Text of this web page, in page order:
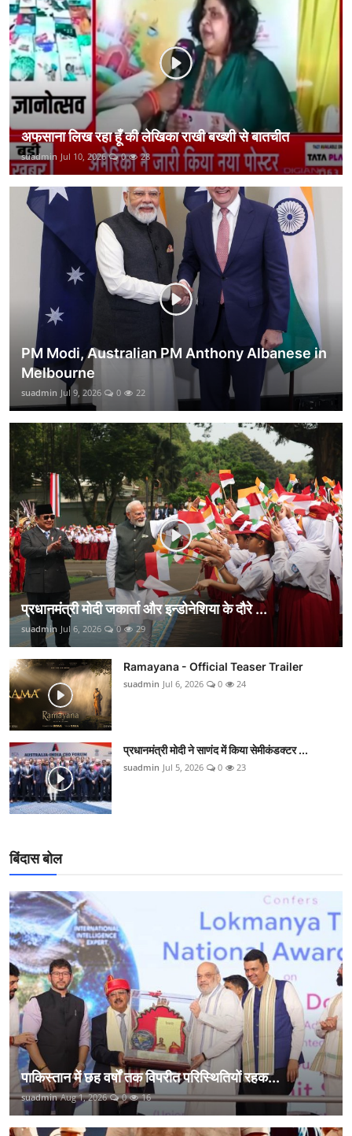
कानून
राजनीति
वीडियो
अफसाना लिख रहा हूँ की लेखिका राखी बख्शी से बातचीत
suadmin Jul 10, 2026 0 28
PM Modi, Australian PM Anthony Albanese in
Melbourne
suadmin Jul 9, 2026 0 22
प्रधानमंत्री मोदी जकार्ता और इन्डोनेशिया के दौरे ...
suadmin Jul 6, 2026 0 29
Ramayana - Official Teaser Trailer
suadmin Jul 6, 2026 0 24
प्रधानमंत्री मोदी ने साणंद में किया सेमीकंडक्टर ...
suadmin Jul 5, 2026 0 23
बिंदास बोल
पाकिस्तान में छह वर्षों तक विपरीत परिस्थितियों रहक...
suadmin Aug 1, 2026 0 16